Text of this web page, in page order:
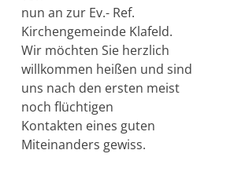
nun an zur Ev.- Ref.
Kirchengemeinde Klafeld.
Wir möchten Sie herzlich
willkommen heißen und sind
uns nach den ersten meist
noch flüchtigen
Kontakten eines guten
Miteinanders gewiss.